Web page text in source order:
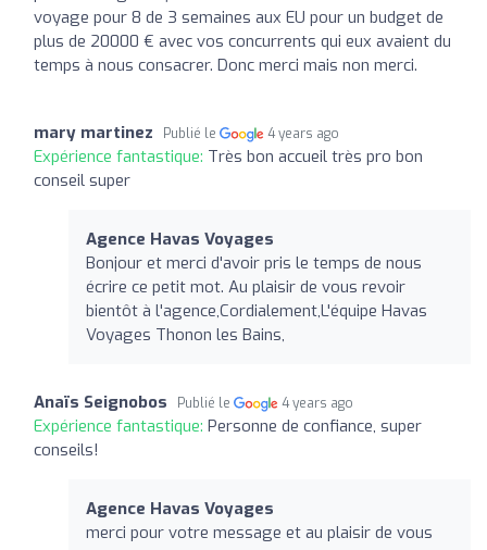
voyage pour 8 de 3 semaines aux EU pour un budget de
plus de 20000 € avec vos concurrents qui eux avaient du
temps à nous consacrer. Donc merci mais non merci.
mary martinez Publié le 4 years ago
Expérience fantastique: Très bon accueil très pro bon
conseil super
Agence Havas Voyages
Bonjour et merci d'avoir pris le temps de nous
écrire ce petit mot. Au plaisir de vous revoir
bientôt à l'agence,Cordialement,L'équipe Havas
Voyages Thonon les Bains,
Anaïs Seignobos Publié le 4 years ago
Expérience fantastique: Personne de confiance, super
conseils!
Agence Havas Voyages
merci pour votre message et au plaisir de vous